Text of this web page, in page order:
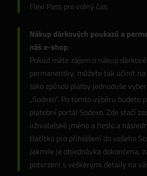
Flexi Pass pro volný čas.
Nákup dárkových poukazů a
náš e-shop:
Pokud máte zájem o nákup
permanentky, můžete tak učinit na
Jako způsob platby jednoduše
„Sodexo“. Po tomto výběru budete
platební portál Sodexo. Zde stačí
uživatelské jméno a heslo a
tlačítko pro přihlášení do vašeho
Jakmile je objednávka dokončena,
potvrzení s veškerými detaily na